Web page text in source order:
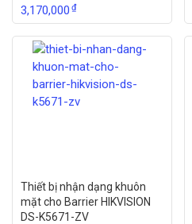
3,170,000₫
Thiết bị nhận dạng khuôn
mặt cho Barrier HIKVISION
DS-K5671-ZV